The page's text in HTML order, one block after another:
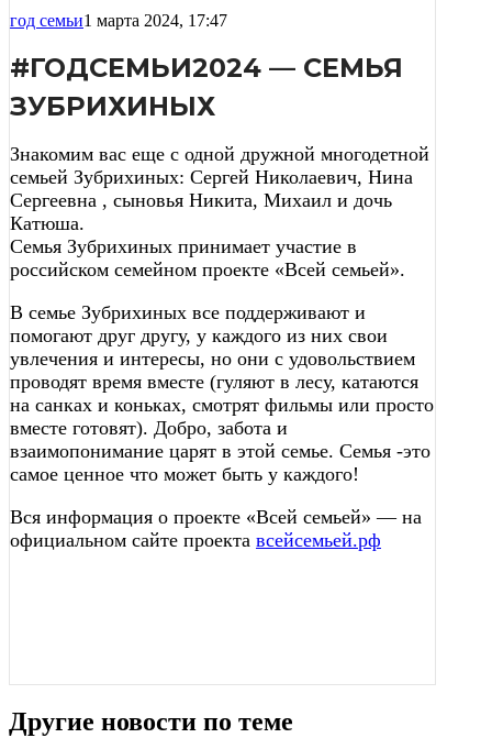
год семьи1 марта 2024, 17:47
#ГОДСЕМЬИ2024 — СЕМЬЯ
ЗУБРИХИНЫХ
Знакомим вас еще с одной дружной многодетной
семьей Зубрихиных: Сергей Николаевич, Нина
Сергеевна , сыновья Никита, Михаил и дочь
Катюша.
Семья Зубрихиных принимает участие в
российском семейном проекте «Всей семьей».
В семье Зубрихиных все поддерживают и
помогают друг другу, у каждого из них свои
увлечения и интересы, но они с удовольствием
проводят время вместе (гуляют в лесу, катаются
на санках и коньках, смотрят фильмы или просто
вместе готовят). Добро, забота и
взаимопонимание царят в этой семье. Семья -это
самое ценное что может быть у каждого!
Вся информация о проекте «Всей семьей» — на
официальном сайте проекта всейсемьей.рф
Другие новости по теме